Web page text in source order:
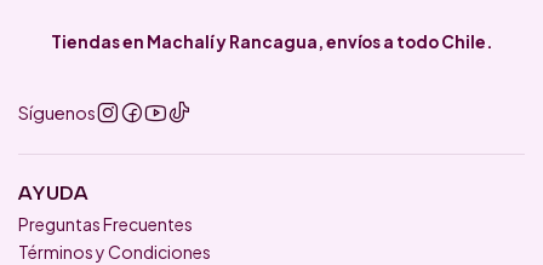
Tiendas en Machalí y Rancagua, envíos a todo Chile.
Síguenos
AYUDA
Preguntas Frecuentes
Términos y Condiciones